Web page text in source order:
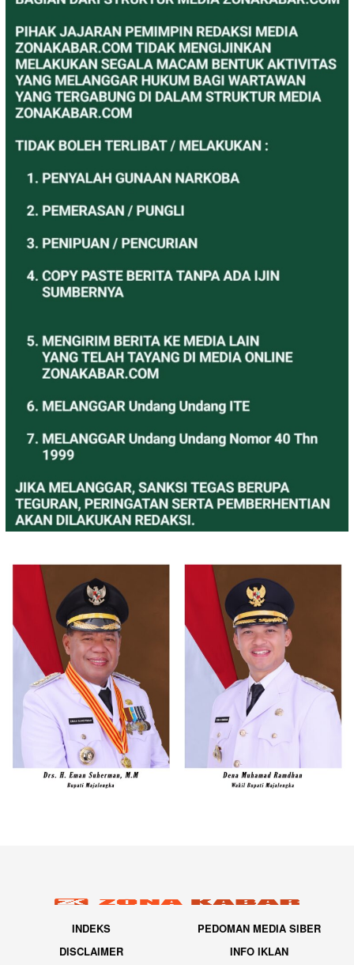
INDEKS
PEDOMAN MEDIA SIBER
DISCLAIMER
INFO IKLAN